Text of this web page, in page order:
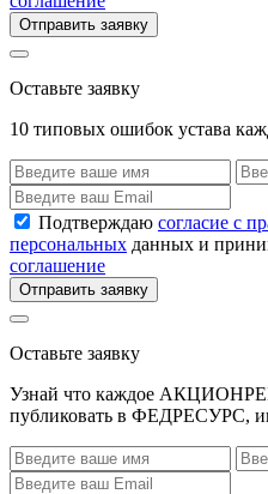
Отправить заявку
Оставьте заявку
10 типовых ошибок устава
Подтверждаю согласие с
персональных данных и
соглашение
Отправить заявку
Оставьте заявку
Узнай что каждое
публиковать в ФЕДРЕСУРС,